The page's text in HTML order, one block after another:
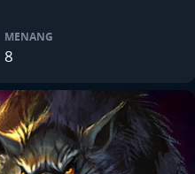
MENANG
8